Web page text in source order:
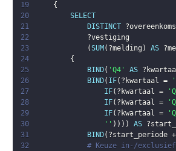
19
{
20
SELECT
21
DISTINCT
22
?vestiging
23
(SUM ( ?melding ) AS
24
{
25
BIND( 'Q4' AS
26
BIND( IF( ?kwartaal =
27
IF( ?kwartaal =
28
IF( ?kwartaal =
29
IF( ?kwartaal =
30
'' ) ) ) ) AS
31
BIND( ?start_periode +
32
# Keuze in-/exclusief